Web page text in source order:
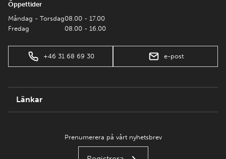
Öppettider
Måndag - Torsdag
Fredag
08.00 - 17.00
08.00 - 16.00
+46 31 68 69 30 e-post
Länkar
Prenumerera på vårt nyhetsbrev